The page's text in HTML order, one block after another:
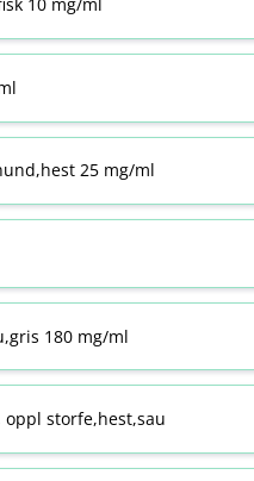
25 mg/ml
180 mg/ml
storfe,hest,sau